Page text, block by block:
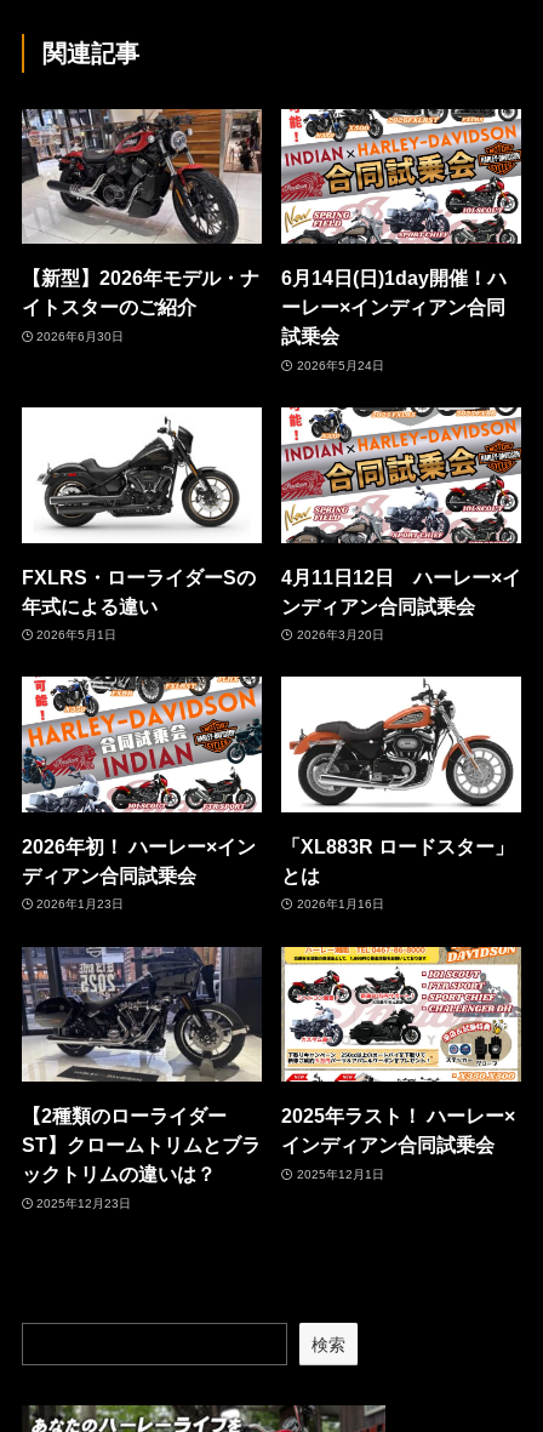
関連記事
【新型】2026年モデル・ナ
イトスターのご紹介
2026年6月30日
6月14日(日)1day開催！ハ
ーレー×インディアン合同
試乗会
2026年5月24日
FXLRS・ローライダーSの
年式による違い
2026年5月1日
4月11日12日 ハーレー×イ
ンディアン合同試乗会
2026年3月20日
2026年初！ ハーレー×イン
ディアン合同試乗会
2026年1月23日
「XL883R ロードスター」
とは
2026年1月16日
【2種類のローライダー
ST】クロームトリムとブラ
ックトリムの違いは？
2025年12月23日
2025年ラスト！ ハーレー×
インディアン合同試乗会
2025年12月1日
検索